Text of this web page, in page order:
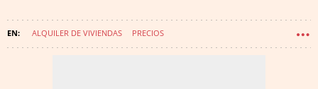
ALQUILER DE VIVIENDAS PRECIOS